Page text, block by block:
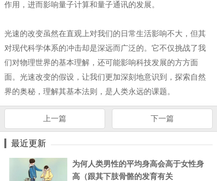
作用，进而影响量子计算和量子通讯的发展。
光速的改变虽然在直观上对我们的日常生活影响不大，但其
对现代科学体系的冲击却是深远而广泛的。它不仅挑战了我
们对物理世界的基本理解，还可能影响科技发展的方方面
面。光速改变的假设，让我们更加深刻地意识到，探索自然
界的奥秘，理解其基本法则，是人类永远的课题。
上一篇 下一篇
最近更新
为何人类男性的平均身高会高于女性身
高（跟其下肢骨骼的发育有关